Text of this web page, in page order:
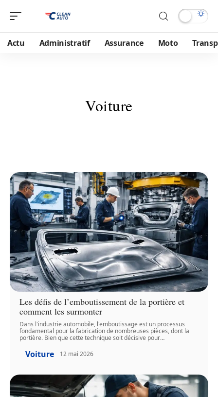
Actu Administratif Assurance Moto
Voiture
Les défis de l’emboutissement de la portière et
comment les surmonter
Dans l'industrie automobile, l'emboutissage est un processus
fondamental pour la fabrication de nombreuses pièces, dont la
portière. Bien que cette technique soit décisive pour…
Voiture 12 mai 2026